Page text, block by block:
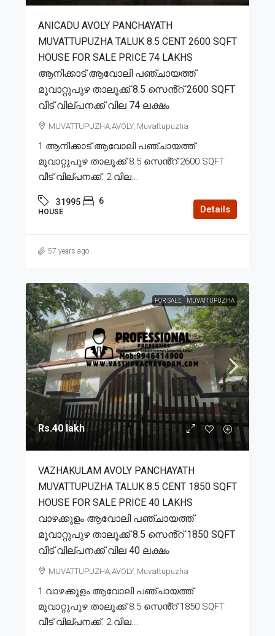
ANICADU AVOLY PANCHAYATH
MUVATTUPUZHA TALUK 8.5 CENT 2600 SQFT
HOUSE FOR SALE PRICE 74 LAKHS
ആനിക്കാട് ആവോലി പഞ്ചായത്ത്
മൂവാറ്റുപുഴ താലൂക്ക് 8.5 സെൻ്റ് 2600 SQFT
വീട് വില്പനക്ക് വില 74 ലക്ഷം
MUVATTUPUZHA,AVOLY, Muvattupuzha
1.ആനിക്കാട് ആവോലി പഞ്ചായത്ത്
മൂവാറ്റുപുഴ താലൂക്ക് 8.5 സെൻ്റ് 2600 SQFT
വീട് വില്പനക്ക്. 2.വില...
31995 6
HOUSE Details
57 years ago
FOR SALE MUVATTUPUZHA
Rs.40 lakh
VAZHAKULAM AVOLY PANCHAYATH
MUVATTUPUZHA TALUK 8.5 CENT 1850 SQFT
HOUSE FOR SALE PRICE 40 LAKHS
വാഴക്കുളം ആവോലി പഞ്ചായത്ത്
മൂവാറ്റുപുഴ താലൂക്ക് 8.5 സെൻ്റ് 1850 SQFT
വീട് വില്പനക്ക് വില 40 ലക്ഷം
MUVATTUPUZHA,AVOLY, Muvattupuzha
1.വാഴക്കുളം ആവോലി പഞ്ചായത്ത്
മൂവാറ്റുപുഴ താലൂക്ക് 8.5 സെൻ്റ് 1850 SQFT
വീട് വില്പനക്ക്. 2.വില...